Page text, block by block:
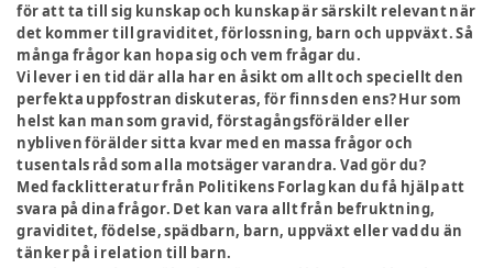
för att ta till sig kunskap och kunskap är särskilt relevant när
det kommer till graviditet, förlossning, barn och uppväxt. Så
många frågor kan hopa sig och vem frågar du.
Vi lever i en tid där alla har en åsikt om allt och speciellt den
perfekta uppfostran diskuteras, för finns den ens? Hur som
helst kan man som gravid, förstagångsförälder eller
nybliven förälder sitta kvar med en massa frågor och
tusentals råd som alla motsäger varandra. Vad gör du?
Med facklitteratur från Politikens Forlag kan du få hjälp att
svara på dina frågor. Det kan vara allt från befruktning,
graviditet, födelse, spädbarn, barn, uppväxt eller vad du än
tänker på i relation till barn.